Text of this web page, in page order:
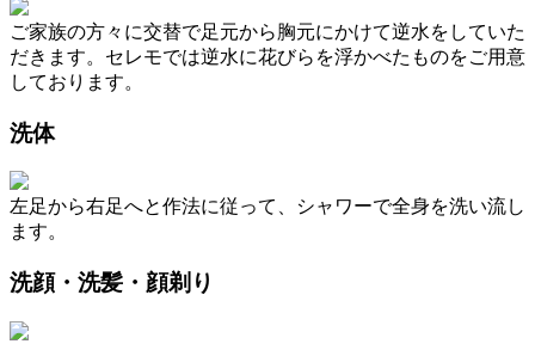
ご家族の方々に交替で足元から胸元にかけて逆水をしていた
だきます。セレモでは逆水に花びらを浮かべたものをご用意
しております。
洗体
左足から右足へと作法に従って、シャワーで全身を洗い流し
ます。
洗顔・洗髪・顔剃り